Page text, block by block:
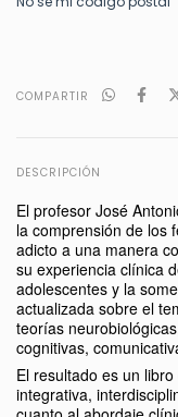
COMPARTIR
DESCRIPCIÓN
El profesor José
la comprensión de los
adicto a una manera
su experiencia clínica
adolescentes y la
actualizada sobre el
teorías
cognitivas,
El resultado es un
integrativa,